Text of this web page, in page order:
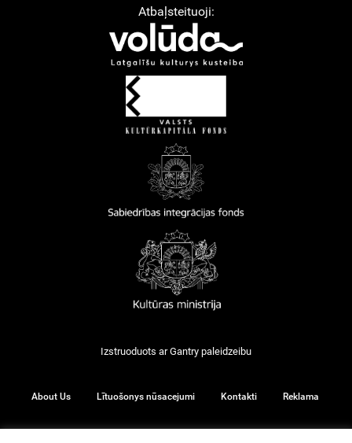
Atbaļsteituoji:
Izstruoduots arGantry paleidzeibu
About Us Lītuošonys nūsacejumi Kontakti Reklama